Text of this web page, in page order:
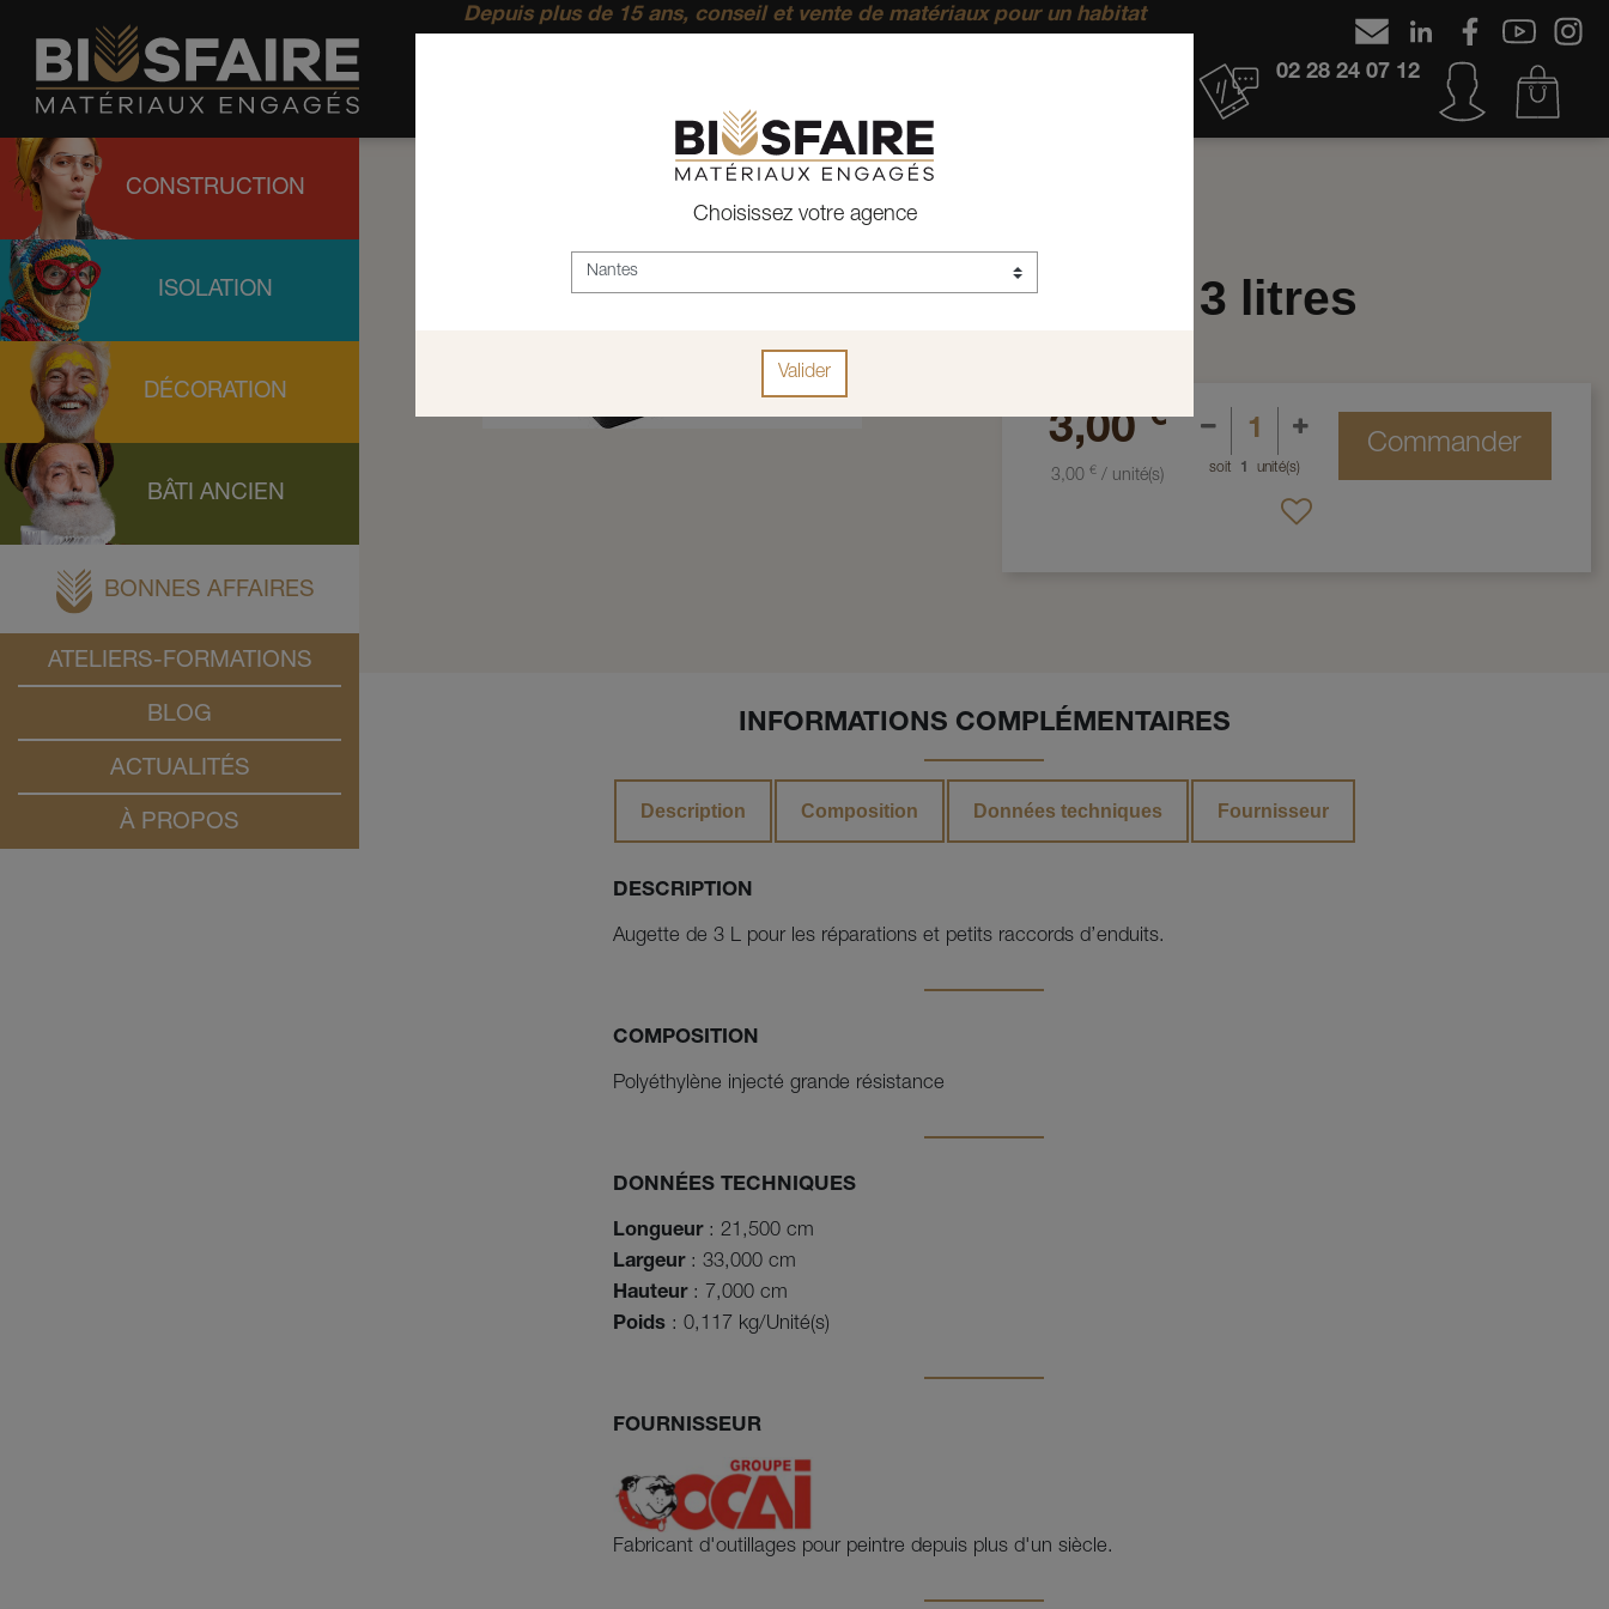
Depuis plus de 15 ans, conseil et vente de matériaux pour un habitat
02 28 24 07 12
CONSTRUCTION
ISOLATION
DÉCORATION
BÂTI ANCIEN
BONNES AFFAIRES
ATELIERS-FORMATIONS
BLOG
ACTUALITÉS
À PROPOS
Augette 3 litres
3,00 €
3,00 €/ unité(s) soit 1 unité(s)
Commander
INFORMATIONS COMPLÉMENTAIRES
Description Composition Données techniques Fournisseur
DESCRIPTION
Augette de 3 L pour les réparations et petits raccords d’enduits.
COMPOSITION
Polyéthylène injecté grande résistance
DONNÉES TECHNIQUES
Longueur: 21,500 cm
Largeur: 33,000 cm
Hauteur: 7,000 cm
Poids: 0,117 kg/Unité(s)
FOURNISSEUR
Fabricant d'outillages pour peintre depuis plus d'un siècle.
Choisissez votre agence
Valider